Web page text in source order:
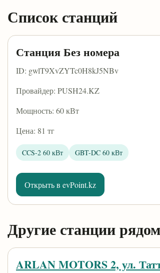
Список станций
Станция Без номера
ID: gwlT9XvZYTc0H8kJ5NBv
Провайдер: PUSH24.KZ
Мощность: 60 кВт
Цена: 81 тг
CCS-2 60 кВт GBT-DC 60 кВт
Открыть в evPoint.kz
Другие станции
ARLAN MOTORS 2, ул.